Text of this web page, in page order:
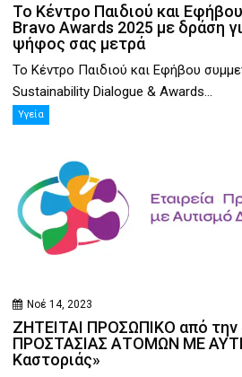
Το Κέντρο Παιδιού και
Bravo Awards 2025 με δράση
ψήφος σας μετρά
Το Κέντρο Παιδιού και Εφήβου
Sustainability Dialogue & Awards...
Υγεία
Νοέ 14, 2023
ΖΗΤΕΙΤΑΙ ΠΡΟΣΩΠΙΚΟ από την
ΠΡΟΣΤΑΣΙΑΣ ΑΤΟΜΩΝ ΜΕ
Καστοριάς»